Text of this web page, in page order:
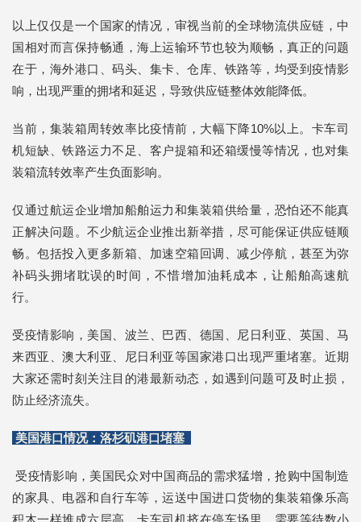
以上仅仅是一个国家的情况，审视当前的全球物流供应链，中
国相对而言保持畅通，海上运输环节也较为顺畅，真正的问题
在于，海外港口、码头、集卡、仓库、铁路等，均受到疫情影
响，出现严重的拥堵和延迟，导致供应链整体效能降低。
当前，集装箱周转效率比疫情前，大幅下降10%以上。卡车司
机短缺、铁路运力不足、客户提箱和还箱缓慢等情况，也对集
装箱流转效率产生负面影响。
仅通过航运企业增加船舶运力和集装箱供给量，恐怕还不能真
正解决问题。不少航运企业推出新举措，尽可能保证供应链顺
畅。包括投入更多新箱、加速空箱回调、减少停航，甚至为弥
补码头拥堵耽误的时间，不惜增加油耗成本，让船舶高速航
行。
受疫情影响，美国、波兰、巴西、德国、尼日利亚、英国、马
来西亚、澳大利亚、尼日利亚等国家港口出现严重堵塞。近期
大家还需时刻关注目的港最新动态，如遇到问题可及时止损，
防止经济流失。
美国港口情况：洛杉矶港口堵塞
受疫情影响，美国民众对中国商品的需求猛增，抢购中国制造
的家具、电器和自行车等，运送中国进口货物的集装箱像乐高
积木一样堆成六层高。卡车司机挤在停车场里，需要等待数小